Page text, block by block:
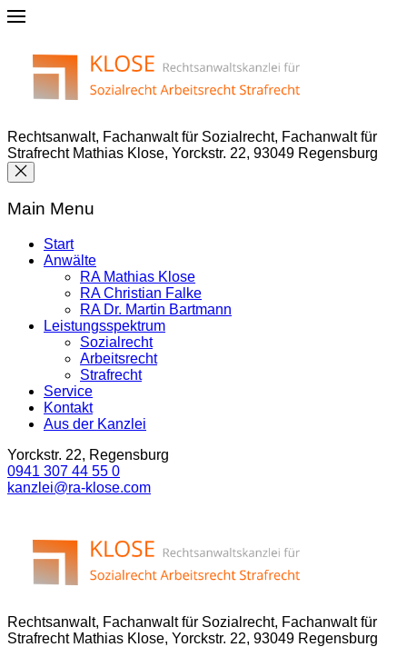
Rechtsanwalt, Fachanwalt für Sozialrecht, Fachanwalt für
Strafrecht Mathias Klose, Yorckstr. 22, 93049 Regensburg
Main Menu
Start
Anwälte
RA Mathias Klose
RA Christian Falke
RA Dr. Martin Bartmann
Leistungsspektrum
Sozialrecht
Arbeitsrecht
Strafrecht
Service
Kontakt
Aus der Kanzlei
Yorckstr. 22, Regensburg
0941 307 44 55 0
kanzlei@ra-klose.com
Rechtsanwalt, Fachanwalt für Sozialrecht, Fachanwalt für
Strafrecht Mathias Klose, Yorckstr. 22, 93049 Regensburg